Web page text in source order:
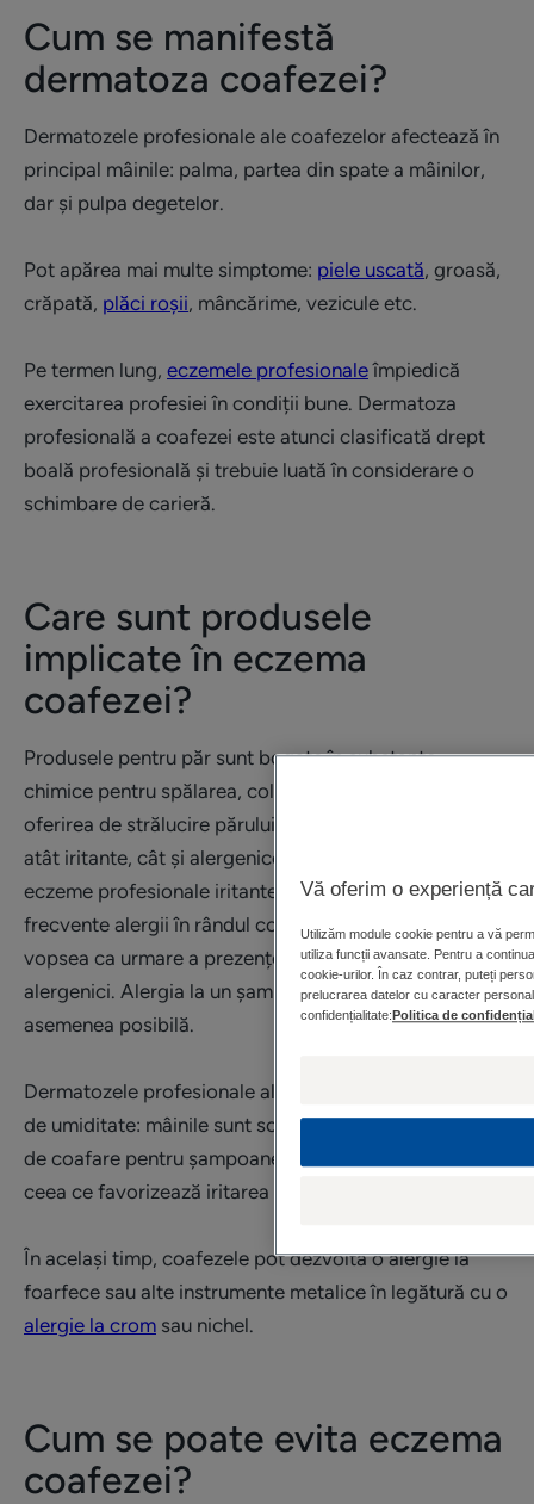
Cum se manifestă
dermatoza coafezei?
Dermatozele profesionale ale coafezelor afectează în
principal mâinile: palma, partea din spate a mâinilor,
dar și pulpa degetelor.
Pot apărea mai multe simptome: piele uscată, groasă,
crăpată, plăci roșii, mâncărime, vezicule etc.
Pe termen lung, eczemele profesionaleîmpiedică
exercitarea profesiei în condiții bune. Dermatoza
profesională a coafezei este atunci clasificată drept
boală profesională și trebuie luată în considerare o
schimbare de carieră.
Care sunt produsele
implicate în eczema
coafezei?
Produsele pentru păr sunt bogate în substanțe
chimice pentru spălarea, colorarea, fixarea sau
oferirea de strălucire părului. Aceste substanțe sunt
atât iritante, cât și alergenice, de unde riscul de
eczeme profesionale iritante și/sau alergice. Cele mai
frecvente alergii în rândul coafezelor sunt alergiile la
vopsea ca urmare a prezenței pigmenților foarte
alergenici. Alergia la un șampon sau fixativ este de
asemenea posibilă.
Dermatozele profesionale ale coafezei sunt agravate
de umiditate: mâinile sunt scăldate în apă din bazinul
de coafare pentru șampoane și produse de îngrijire,
ceea ce favorizează iritarea mâinilor.
În același timp, coafezele pot dezvolta o alergie la
foarfece sau alte instrumente metalice în legătură cu o
alergie la crom sau nichel.
Cum se poate evita eczema
coafezei?
Vă oferim o experiență
Utilizăm module cookie pentru a vă
utiliza funcții avansate. Pentru a
cookie-urilor. În caz contrar, puteți
prelucrarea datelor cu caracter
confidențialitate: Politica de